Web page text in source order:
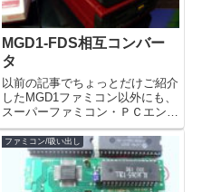
MGD1-FDS相互コンバー
タ
以前の記事でちょっとだけご紹介
したMGD1ファミコン以外にも、
スーパーファミコン・ＰＣエンジ
ン・メガドライブにも対応してい
て、各機種に対応したインターフ
ェイスを接続して使用するという
もの。MGD1自体入所困難です
が、これに対応した各ゲーム機...
ファミコン/吸い出し